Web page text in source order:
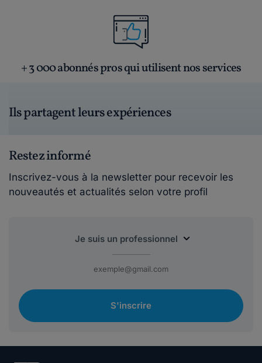
+ 3 000 abonnés pros qui utilisent nos services
Ils partagent leurs expériences
Restez informé
Inscrivez-vous à la newsletter pour recevoir les
nouveautés et actualités selon votre profil
S'inscrire